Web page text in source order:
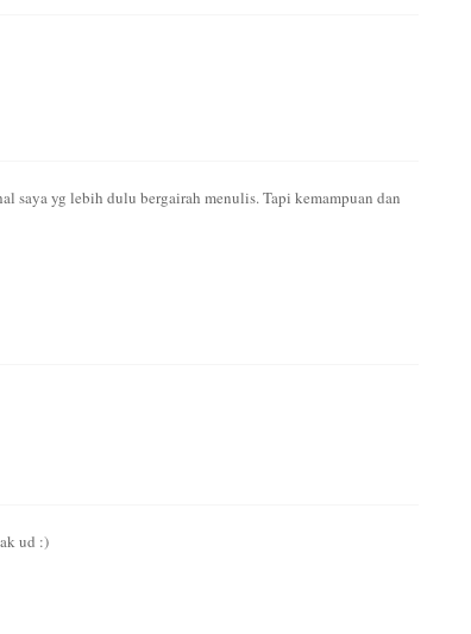
saya yg lebih dulu bergairah menulis. Tapi kemampuan dan
ud :)